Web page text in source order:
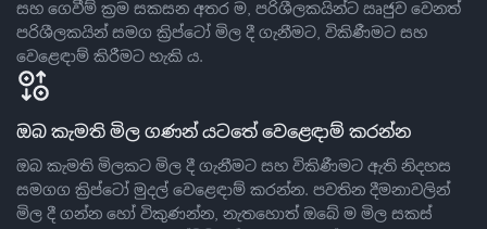
සහ ගෙවීම් ක්‍රම සකසන අතර ම, පරිශීලකයින්ට ඍජුව වෙනත්
පරිශීලකයින් සමග ක්‍රිප්ටෝ මිල දී ගැනීමට, විකිණීමට සහ
වෙළෙඳාම් කිරීමට හැකි ය.
ඔබ කැමති මිල ගණන් යටතේ වෙළෙඳාම් කරන්න
ඔබ කැමති මිලකට මිල දී ගැනීමට සහ විකිණීමට ඇති නිදහස
සමගග ක්‍රිප්ටෝ මුදල් වෙළෙඳාම් කරන්න. පවතින දීමනාවලින්
මිල දී ගන්න හෝ විකුණන්න, නැතහොත් ඔබේ ම මිල සකස්